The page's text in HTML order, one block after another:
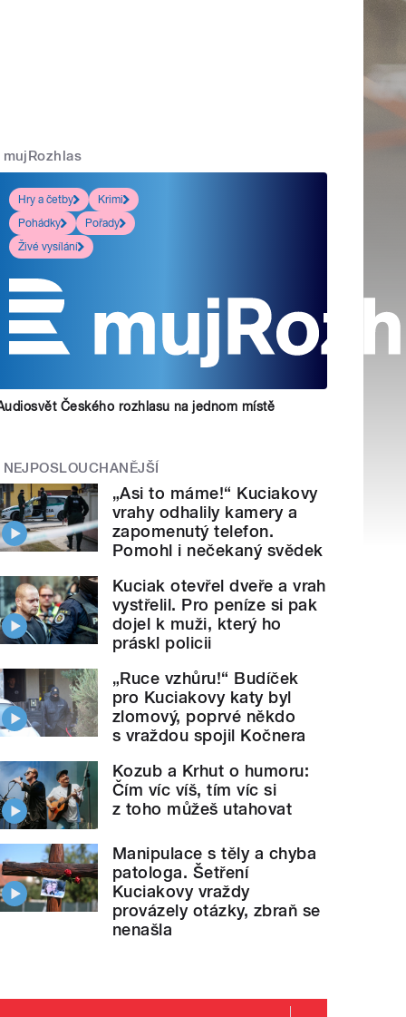
mujRozhlas
Hry a četby
Krimi
Pohádky
Pořady
Živé vysílání
Českého rozhlasu na jednom místě
NEJPOSLOUCHANĚJŠÍ
„Asi to máme!“ Kuciakovy
vrahy odhalily kamery a
zapomenutý telefon.
Pomohl i nečekaný svědek
Kuciak otevřel dveře a vrah
vystřelil. Pro peníze si pak
dojel k muži, který ho
práskl policii
„Ruce vzhůru!“ Budíček
pro Kuciakovy katy byl
zlomový, poprvé někdo
s vraždou spojil Kočnera
Kozub a Krhut o humoru:
Čím víc víš, tím víc si
z toho můžeš utahovat
Manipulace s těly a chyba
patologa. Šetření
Kuciakovy vraždy
provázely otázky, zbraň se
nenašla